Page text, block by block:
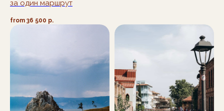
за один маршрут
from 36 500 р.